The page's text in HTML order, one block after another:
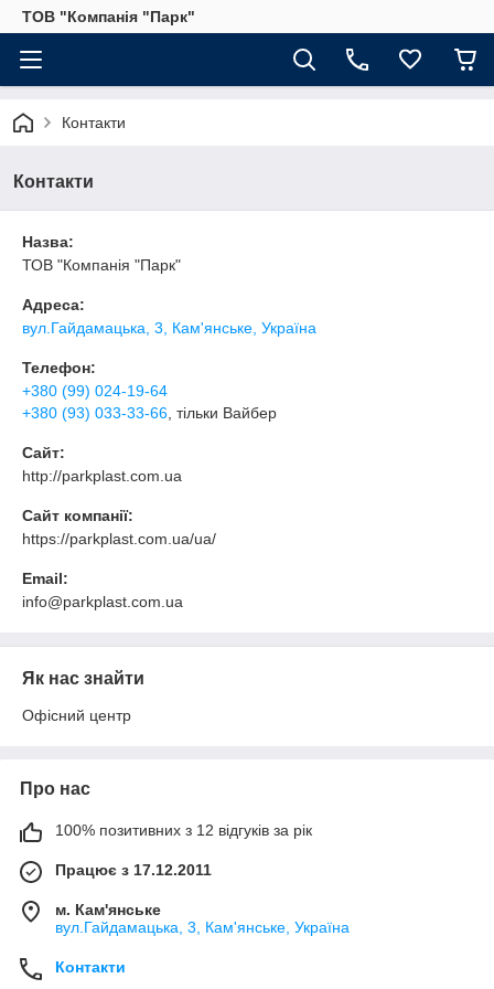
ТОВ "Компанія "Парк"
Контакти
Контакти
Назва:
ТОВ "Компанія "Парк"
Адреса:
вул.Гайдамацька, 3, Кам'янське, Україна
Телефон:
+380 (99) 024-19-64
+380 (93) 033-33-66 , тільки Вайбер
Сайт:
http://parkplast.com.ua
Сайт компанії:
https://parkplast.com.ua/ua/
Email:
info@parkplast.com.ua
Як нас знайти
Офісний центр
Про нас
100% позитивних з 12 відгуків за рік
Працює з 17.12.2011
м. Кам'янське
вул.Гайдамацька, 3, Кам'янське, Україна
Контакти